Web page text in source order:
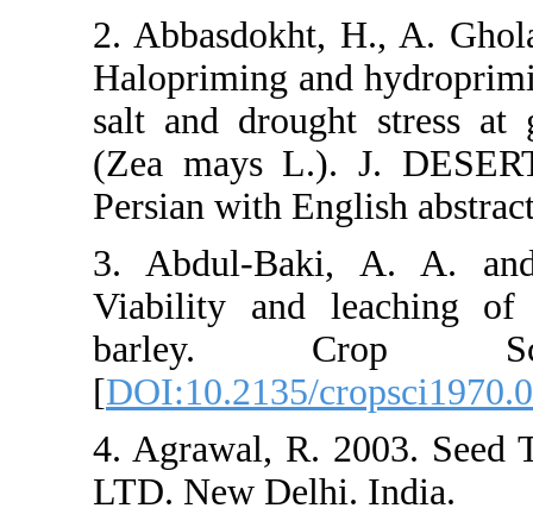
2.
Halopriming
salt and
(Zea mays
Persian with
3. Abdul-
Viability
[
4. Agrawal,
LTD. New